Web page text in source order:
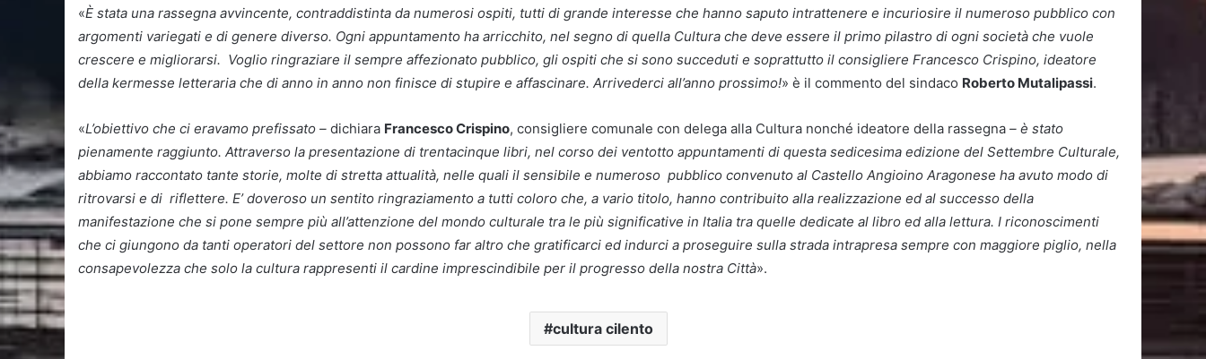
«È stata una rassegna avvincente, contraddistinta da numerosi ospiti, tutti di grande interesse che hanno saputo intrattenere e incuriosire il numeroso pubblico con
argomenti variegati e di genere diverso. Ogni appuntamento ha arricchito, nel segno di quella Cultura che deve essere il primo pilastro di ogni società che vuole
crescere e migliorarsi. Voglio ringraziare il sempre affezionato pubblico, gli ospiti che si sono succeduti e soprattutto il consigliere Francesco Crispino, ideatore
della kermesse letteraria che di anno in anno non finisce di stupire e affascinare. Arrivederci all’anno prossimo!» è il commento del sindaco Roberto Mutalipassi.
«L’obiettivo che ci eravamo prefissato – dichiara Francesco Crispino, consigliere comunale con delega alla Cultura nonché ideatore della rassegna – è stato
pienamente raggiunto. Attraverso la presentazione di trentacinque libri, nel corso dei ventotto appuntamenti di questa sedicesima edizione del Settembre Culturale,
abbiamo raccontato tante storie, molte di stretta attualità, nelle quali il sensibile e numeroso pubblico convenuto al Castello Angioino Aragonese ha avuto modo di
ritrovarsi e di riflettere. E’ doveroso un sentito ringraziamento a tutti coloro che, a vario titolo, hanno contribuito alla realizzazione ed al successo della
manifestazione che si pone sempre più all’attenzione del mondo culturale tra le più significative in Italia tra quelle dedicate al libro ed alla lettura. I riconoscimenti
che ci giungono da tanti operatori del settore non possono far altro che gratificarci ed indurci a proseguire sulla strada intrapresa sempre con maggiore piglio, nella
consapevolezza che solo la cultura rappresenti il cardine imprescindibile per il progresso della nostra Città».
cultura cilento